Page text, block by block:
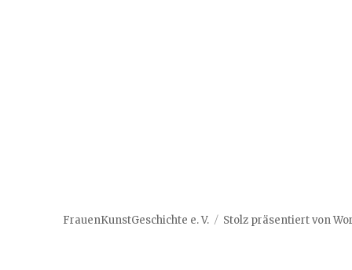
FrauenKunstGeschichte e. V. Stolz präsentiert von